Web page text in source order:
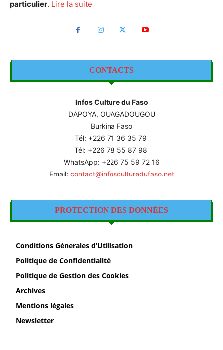
particulier. Lire la suite
CONTACTS
Infos Culture du Faso
DAPOYA, OUAGADOUGOU
Burkina Faso
Tél: +226 71 36 35 79
Tél: +226 78 55 87 98
WhatsApp: +226 75 59 72 16
Email: contact@infosculturedufaso.net
PROTECTION DES DONNÉES
Conditions Génerales d’Utilisation
Politique de Confidentialité
Politique de Gestion des Cookies
Archives
Mentions légales
Newsletter